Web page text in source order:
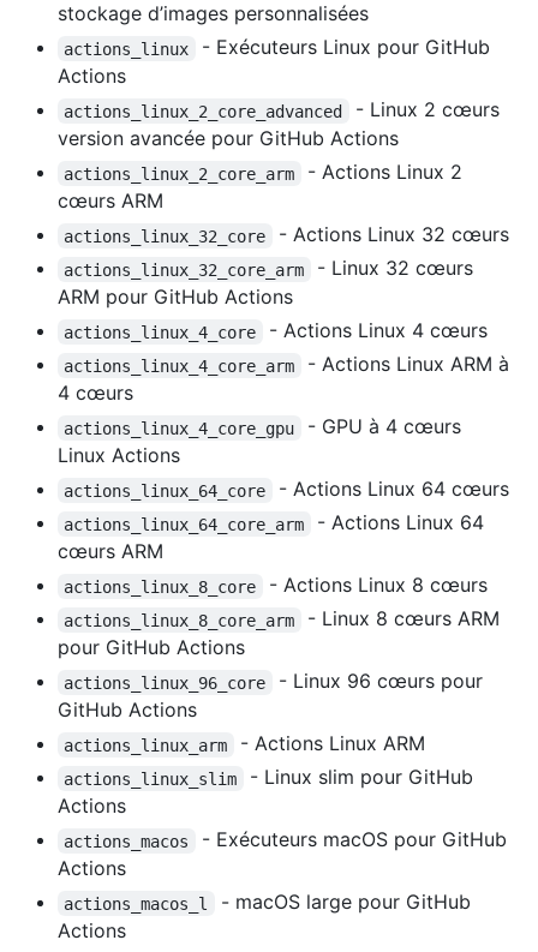
stockage d’images personnalisées
actions_linux
- Exécuteurs Linux pour GitHub
Actions
actions_linux_2_core_advanced
- Linux 2 cœurs
version avancée pour GitHub Actions
actions_linux_2_core_arm
- Actions Linux 2
cœurs ARM
actions_linux_32_core - Actions Linux 32 cœurs
actions_linux_32_core_arm
- Linux 32 cœurs
ARM pour GitHub Actions
actions_linux_4_core - Actions Linux 4 cœurs
actions_linux_4_core_arm
- Actions Linux ARM à
4 cœurs
actions_linux_4_core_gpu
- GPU à 4 cœurs
Linux Actions
actions_linux_64_core - Actions Linux 64 cœurs
actions_linux_64_core_arm
- Actions Linux 64
cœurs ARM
actions_linux_8_core - Actions Linux 8 cœurs
actions_linux_8_core_arm
- Linux 8 cœurs ARM
pour GitHub Actions
actions_linux_96_core
- Linux 96 cœurs pour
GitHub Actions
actions_linux_arm - Actions Linux ARM
actions_linux_slim
- Linux slim pour GitHub
Actions
actions_macos
- Exécuteurs macOS pour GitHub
Actions
actions_macos_l
- macOS large pour GitHub
Actions